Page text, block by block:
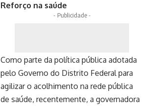
Reforço na saúde
- Publicidade -
Como parte da política pública adotada
pelo Governo do Distrito Federal para
agilizar o acolhimento na rede pública
de saúde, recentemente, a governadora